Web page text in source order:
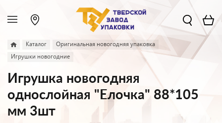
Каталог
Оригинальная новогодняя упаковка
Игрушки новогодние
Игрушка новогодняя
однослойная "Елочка" 88*105
мм 3шт